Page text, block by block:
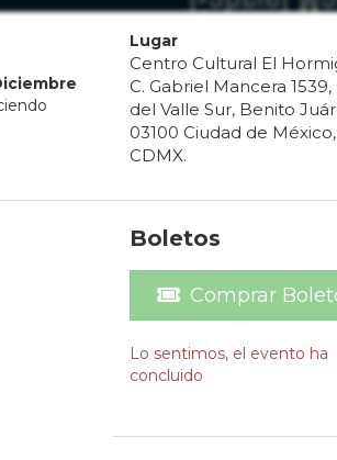
Lugar
Centro Cultural El
C. Gabriel Mancera 1539,
del Valle Sur, Benito
03100 Ciudad de México,
CDMX.
Boletos
Comprar
Lo sentimos, el evento ha
concluido